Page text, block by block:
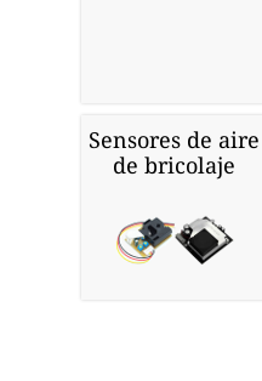
Sensores de aire
de bricolaje